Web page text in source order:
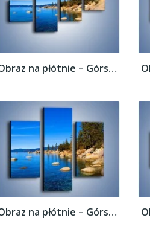
Obraz na płótnie – Górska rzeka latem –...
Obraz na płótnie – Górska rzeka latem –...